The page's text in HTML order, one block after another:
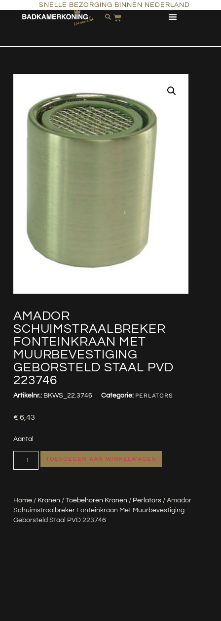
SNELLE BEZORGING BINNEN NEDERLAND
AMADOR
SCHUIMSTRAALBREKER
FONTEINKRAAN MET
MUURBEVESTIGING
GEBORSTELD STAAL PVD
223746
Home/ Kranen / Toebehoren Kranen / Perlators/ Amador
Schuimstraalbreker Fonteinkraan Met Muurbevestiging
Geborsteld Staal PVD 223746
Artikelnr.: BKWS_22.3746 Categorie: PERLATORS
€ 6,43
Aantal
TOEVOEGEN AAN WINKELWAGEN